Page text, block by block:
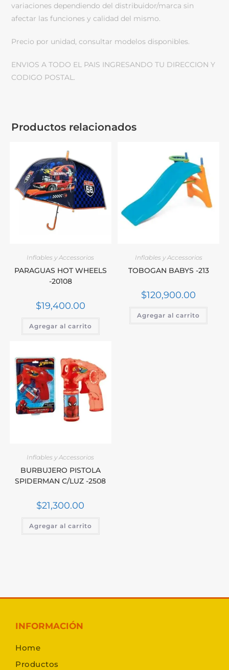
variaciones dependiendo del distribuidor/marca sin
afectar las funciones y calidad del mismo.
Precio por unidad, consultar modelos disponibles.
ENVIOS A TODO EL PAIS INGRESANDO TU DIRECCION Y
CODIGO POSTAL.
Productos relacionados
Inflables y Accessorios
PARAGUAS HOT WHEELS
-20108
$19,400.00
Agregar al carrito
Inflables y Accessorios
TOBOGAN BABYS -213
$120,900.00
Agregar al carrito
Inflables y Accessorios
BURBUJERO PISTOLA
SPIDERMAN C/LUZ -2508
$21,300.00
Agregar al carrito
INFORMACIÓN
Home
Productos